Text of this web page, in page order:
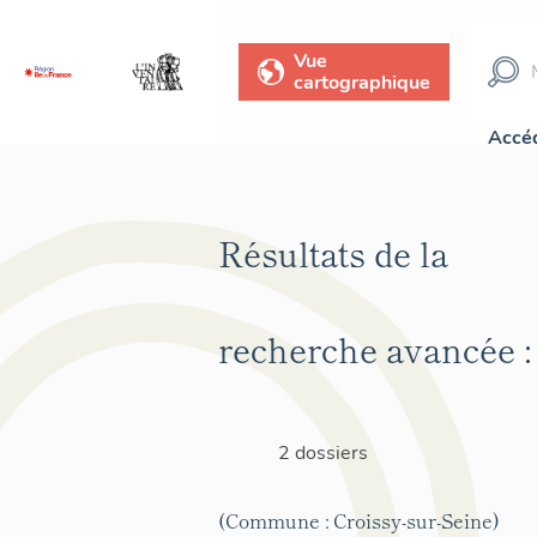
Vue
cartographique
Résultats de la
recherche avancée :
2 dossiers
(Commune : Croissy-sur-Seine)